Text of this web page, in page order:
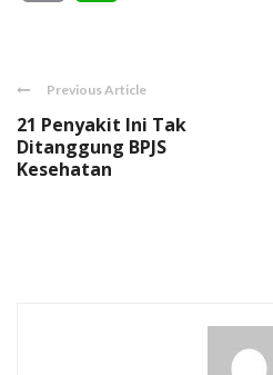
Previous Article
21 Penyakit Ini Tak
Ditanggung BPJS
Kesehatan